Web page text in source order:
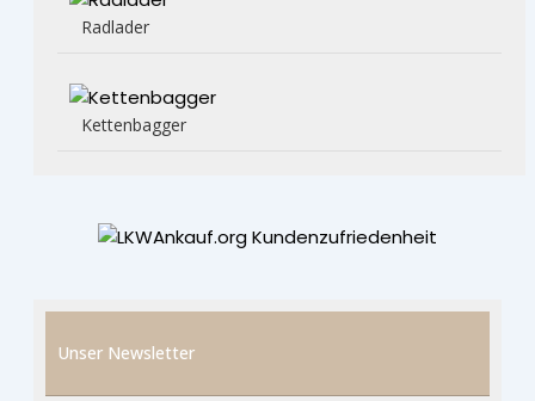
Radlader
Kettenbagger
Unser Newsletter